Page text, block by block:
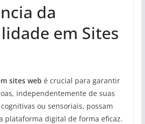
da
em Sites
sites web é crucial para garantir
independentemente de suas
ou sensoriais, possam
plataforma digital de forma eficaz.